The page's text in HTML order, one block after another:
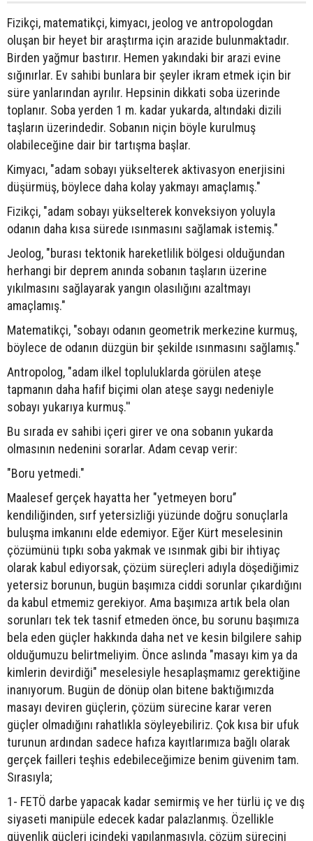
Fizikçi, matematikçi, kimyacı, jeolog ve antropologdan
oluşan bir heyet bir araştırma için arazide bulunmaktadır.
Birden yağmur bastırır. Hemen yakındaki bir arazi evine
sığınırlar. Ev sahibi bunlara bir şeyler ikram etmek için bir
süre yanlarından ayrılır. Hepsinin dikkati soba üzerinde
toplanır. Soba yerden 1 m. kadar yukarda, altındaki dizili
taşların üzerindedir. Sobanın niçin böyle kurulmuş
olabileceğine dair bir tartışma başlar.
Kimyacı, "adam sobayı yükselterek aktivasyon enerjisini
düşürmüş, böylece daha kolay yakmayı amaçlamış."
Fizikçi, "adam sobayı yükselterek konveksiyon yoluyla
odanın daha kısa sürede ısınmasını sağlamak istemiş."
Jeolog, "burası tektonik hareketlilik bölgesi olduğundan
herhangi bir deprem anında sobanın taşların üzerine
yıkılmasını sağlayarak yangın olasılığını azaltmayı
amaçlamış."
Matematikçi, "sobayı odanın geometrik merkezine kurmuş,
böylece de odanın düzgün bir şekilde ısınmasını sağlamış."
Antropolog, "adam ilkel topluluklarda görülen ateşe
tapmanın daha hafif biçimi olan ateşe saygı nedeniyle
sobayı yukarıya kurmuş.''
Bu sırada ev sahibi içeri girer ve ona sobanın yukarda
olmasının nedenini sorarlar. Adam cevap verir:
"Boru yetmedi."
Maalesef gerçek hayatta her "yetmeyen boru’’
kendiliğinden, sırf yetersizliği yüzünde doğru sonuçlarla
buluşma imkanını elde edemiyor. Eğer Kürt meselesinin
çözümünü tıpkı soba yakmak ve ısınmak gibi bir ihtiyaç
olarak kabul ediyorsak, çözüm süreçleri adıyla döşediğimiz
yetersiz borunun, bugün başımıza ciddi sorunlar çıkardığını
da kabul etmemiz gerekiyor. Ama başımıza artık bela olan
sorunları tek tek tasnif etmeden önce, bu sorunu başımıza
bela eden güçler hakkında daha net ve kesin bilgilere sahip
olduğumuzu belirtmeliyim. Önce aslında "masayı kim ya da
kimlerin devirdiği" meselesiyle hesaplaşmamız gerektiğine
inanıyorum. Bugün de dönüp olan bitene baktığımızda
masayı deviren güçlerin, çözüm sürecine karar veren
güçler olmadığını rahatlıkla söyleyebiliriz. Çok kısa bir ufuk
turunun ardından sadece hafıza kayıtlarımıza bağlı olarak
gerçek failleri teşhis edebileceğimize benim güvenim tam.
Sırasıyla;
1- FETÖ darbe yapacak kadar semirmiş ve her türlü iç ve dış
siyaseti manipüle edecek kadar palazlanmış. Özellikle
güvenlik güçleri içindeki yapılanmasıyla, çözüm sürecini